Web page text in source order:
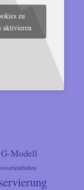
zu
aktivieren
G-Modell